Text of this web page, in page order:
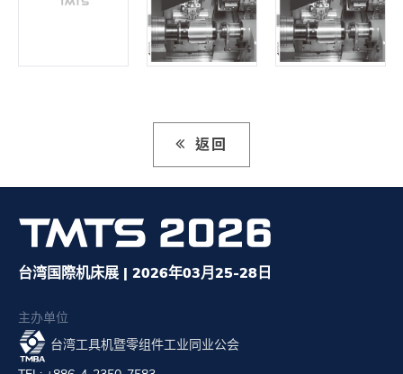
返回
台湾国際机床展 | 2026年03月25-28日
主办单位
台湾工具机暨零组件工业同业公会